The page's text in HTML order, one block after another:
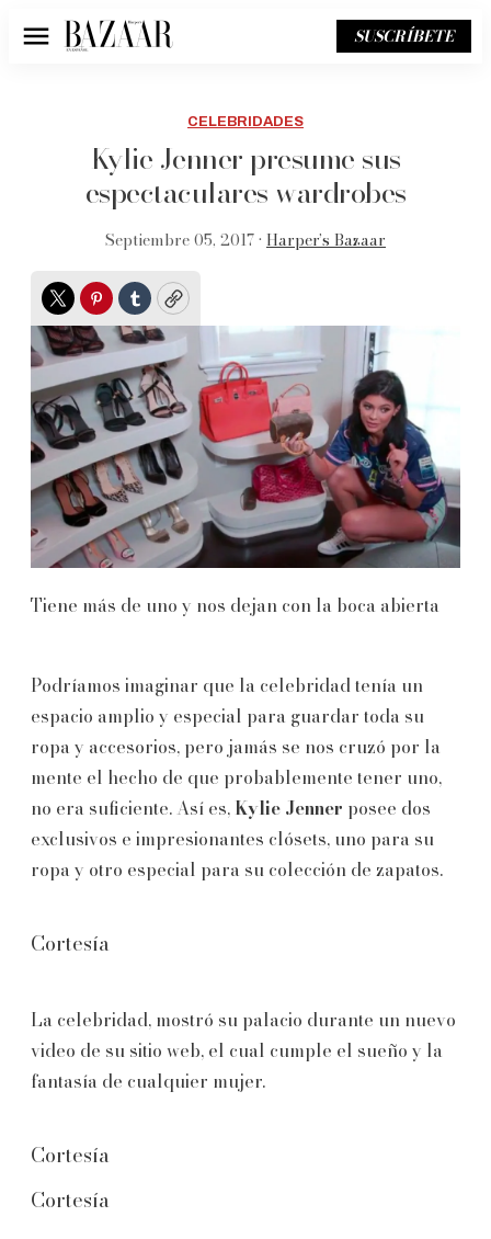
Menú SUSCRÍBETE
CELEBRIDADES
Kylie Jenner presume sus
espectaculares wardrobes
Septiembre 05, 2017 • Harper’s Bazaar
TwitterPinterest
TumblrCopy
Tiene más de uno y nos dejan con la boca abierta
Podríamos imaginar que la celebridad tenía un
espacio amplio y especial para guardar toda su
ropa y accesorios, pero jamás se nos cruzó por la
mente el hecho de que probablemente tener uno,
no era suficiente. Así es, Kylie Jenner posee dos
exclusivos e impresionantes clósets, uno para su
ropa y otro especial para su colección de zapatos.
Cortesía
La celebridad, mostró su palacio durante un nuevo
video de su sitio web, el cual cumple el sueño y la
fantasía de cualquier mujer.
Cortesía
Cortesía